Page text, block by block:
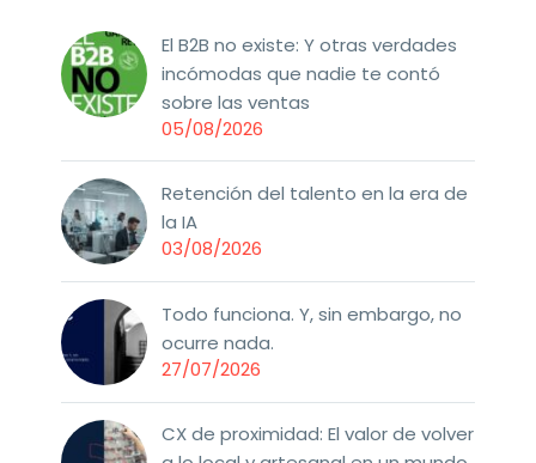
El B2B no existe: Y otras verdades
incómodas que nadie te contó
sobre las ventas
05/08/2026
Retención del talento en la era de
la IA
03/08/2026
Todo funciona. Y, sin embargo, no
ocurre nada.
27/07/2026
CX de proximidad: El valor de volver